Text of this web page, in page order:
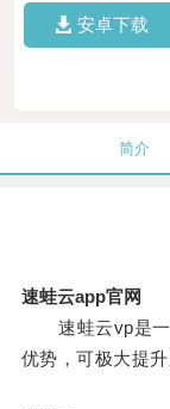
安卓下载
简介
速蛙云app官网
速蛙云vp是一
优势，可极大提